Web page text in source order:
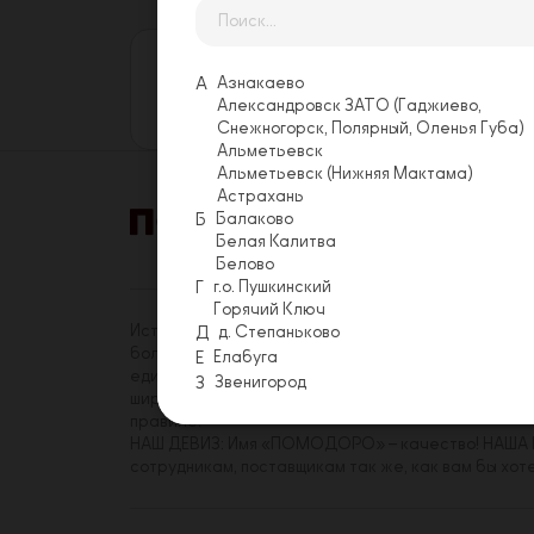
Еще никто не оставил отзыв на
Оставить отзыв
История «ПОМОДОРО» началась в 2014 году. На
более трехсот сотрудников, имеющих реальную
единомышленников среди коллег. Миссия
широкому кругу посетителей. Принципы,
правиле.
А Азнакаево
Александровск ЗАТО (Гаджиево,
Снежногорск, Полярный, Оленья Губа)
Альметьевск
Альметьевск (Нижняя Мактама)
Астрахань
Б
Балаково
Белая Калитва
Белово
Г г.о. Пушкинский
Горячий Ключ
Д д. Степаньково
Е Елабуга
З Звенигород